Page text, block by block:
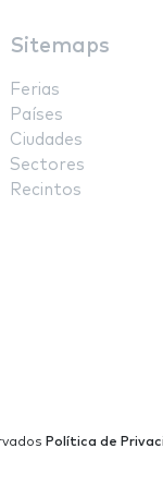
Sitemaps
Ferias
Países
Ciudades
Sectores
Recintos
Política de